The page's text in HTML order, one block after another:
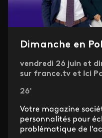
Dimanche en
vendredi 26 juin et
sur france.tv et Ici
26'
Votre magazine
personnalités pour
problématique de